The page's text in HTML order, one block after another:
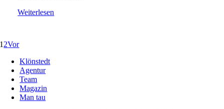
Weiterlesen
1 2Vor
Klönstedt
Agentur
Team
Magazin
Man tau